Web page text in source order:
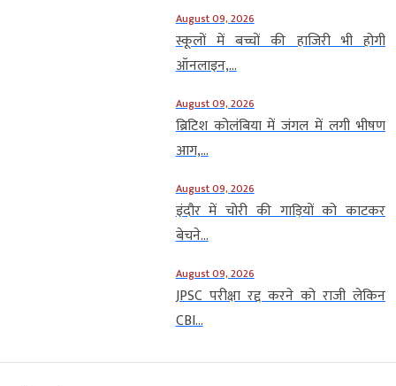
August 09, 2026
स्कूलों में बच्चों की हाजिरी भी होगी
ऑनलाइन,...
August 09, 2026
ब्रिटिश कोलंबिया में जंगल में लगी भीषण
आग,...
August 09, 2026
इंदौर में चोरी की गाड़ियों को काटकर
बेचने...
August 09, 2026
JPSC परीक्षा रद्द करने को राजी लेकिन
CBI...